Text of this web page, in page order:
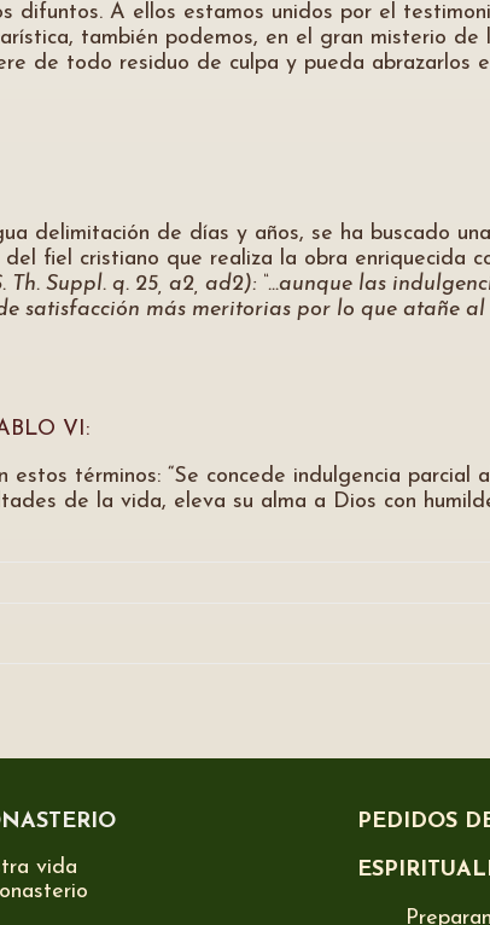
difuntos. A ellos estamos unidos por el
también podemos, en el gran misterio de
de todo residuo de culpa y pueda abrazarlos
delimitación de días y años, se ha buscado
fiel cristiano que realiza la obra enriquecida
Th. Suppl. q. 25, a2, ad2): “…aunque las
satisfacción más meritorias por lo que atañe al
VI:
términos: “Se concede indulgencia parcial
de la vida, eleva su alma a Dios con
vida
PEDIDOS